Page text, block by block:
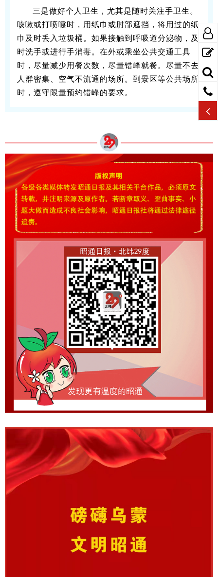
三是做好个人卫生，尤其是随时关注手卫生。
咳嗽或打喷嚏时，用纸巾或肘部遮挡，将用过的纸
巾及时丢入垃圾桶。如果接触到呼吸道分泌物，及
时洗手或进行手消毒。在外或乘坐公共交通工具
时，尽量减少用餐次数，尽量错峰就餐。尽量不去
人群密集、空气不流通的场所。到景区等公共场所
时，遵守限量预约错峰的要求。